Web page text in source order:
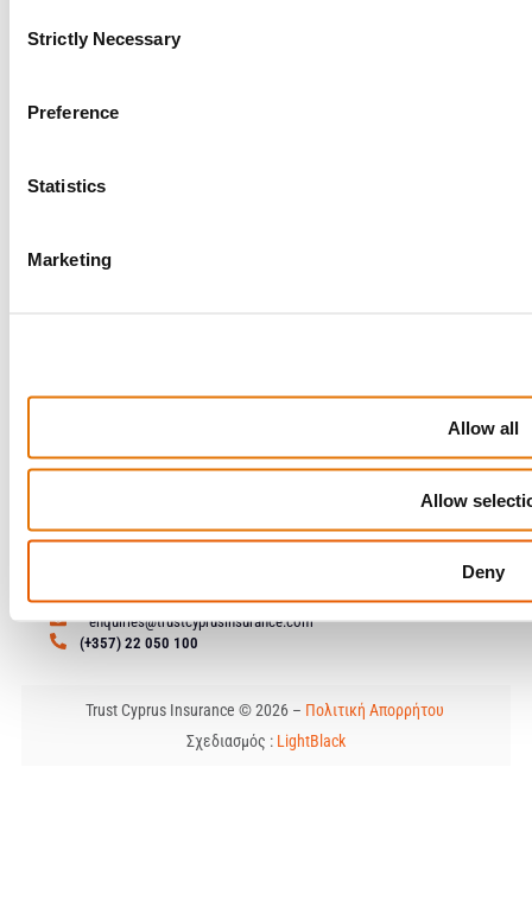
Selection
Strictly Necessary
Preference
Statistics
Marketing
Allow all
Allow
Deny
Η Εταιρεία
Νέα
Δημοπρασίες Οχημάτων
Επικοινωνία
enquiries@trustcyprusinsurance.com
(+357) 22 050 100
Trust Cyprus Insurance © 2026 – Πολιτική Απορρήτου
Σχεδιασμός : LightBlack